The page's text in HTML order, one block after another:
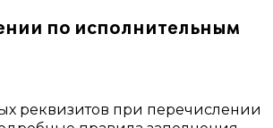
по исполнительным
реквизитов при перечислении